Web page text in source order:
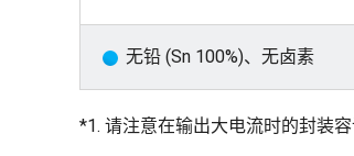
无铅 (Sn 100%)、无卤素
*1. 请注意在输出大电流时的封装容